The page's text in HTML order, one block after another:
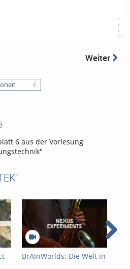
Weiter
6 aus der Vorlesung
BrAInWorlds: Die Welt in